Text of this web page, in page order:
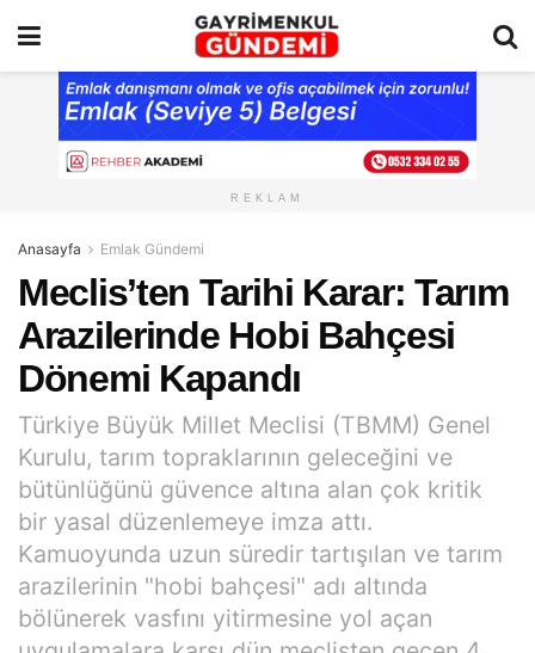
REKLAM
Anasayfa Emlak Gündemi
Meclis’ten Tarihi Karar: Tarım
Arazilerinde Hobi Bahçesi
Dönemi Kapandı
Türkiye Büyük Millet Meclisi (TBMM) Genel
Kurulu, tarım topraklarının geleceğini ve
bütünlüğünü güvence altına alan çok kritik
bir yasal düzenlemeye imza attı.
Kamuoyunda uzun süredir tartışılan ve tarım
arazilerinin "hobi bahçesi" adı altında
bölünerek vasfını yitirmesine yol açan